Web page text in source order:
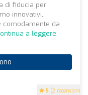
5 (2 recensioni)
di fiducia per
innovativi,
comodamente da
a leggere